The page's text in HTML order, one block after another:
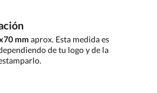
mm aprox. Esta medida es
de tu logo y de la